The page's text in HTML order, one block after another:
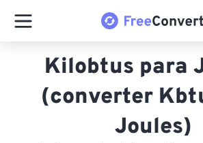
Kilobtus para
(converter
Joules)